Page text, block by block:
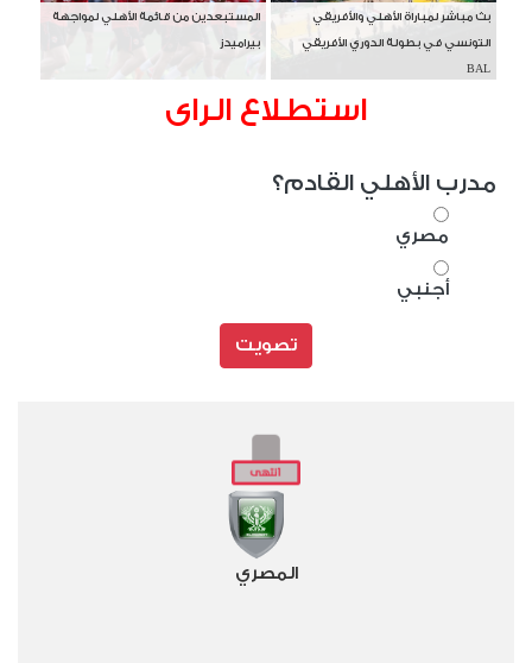
بث مباشر لمباراة الأهلي والأفريقي
التونسي في بطولة الدوري الأفريقي
BAL
المستبعدين من قائمة الأهلي لمواجهة
بيراميدز
استطلاع الراى
مدرب الأهلي القادم؟
مصري
أجنبي
تصويت
المصري